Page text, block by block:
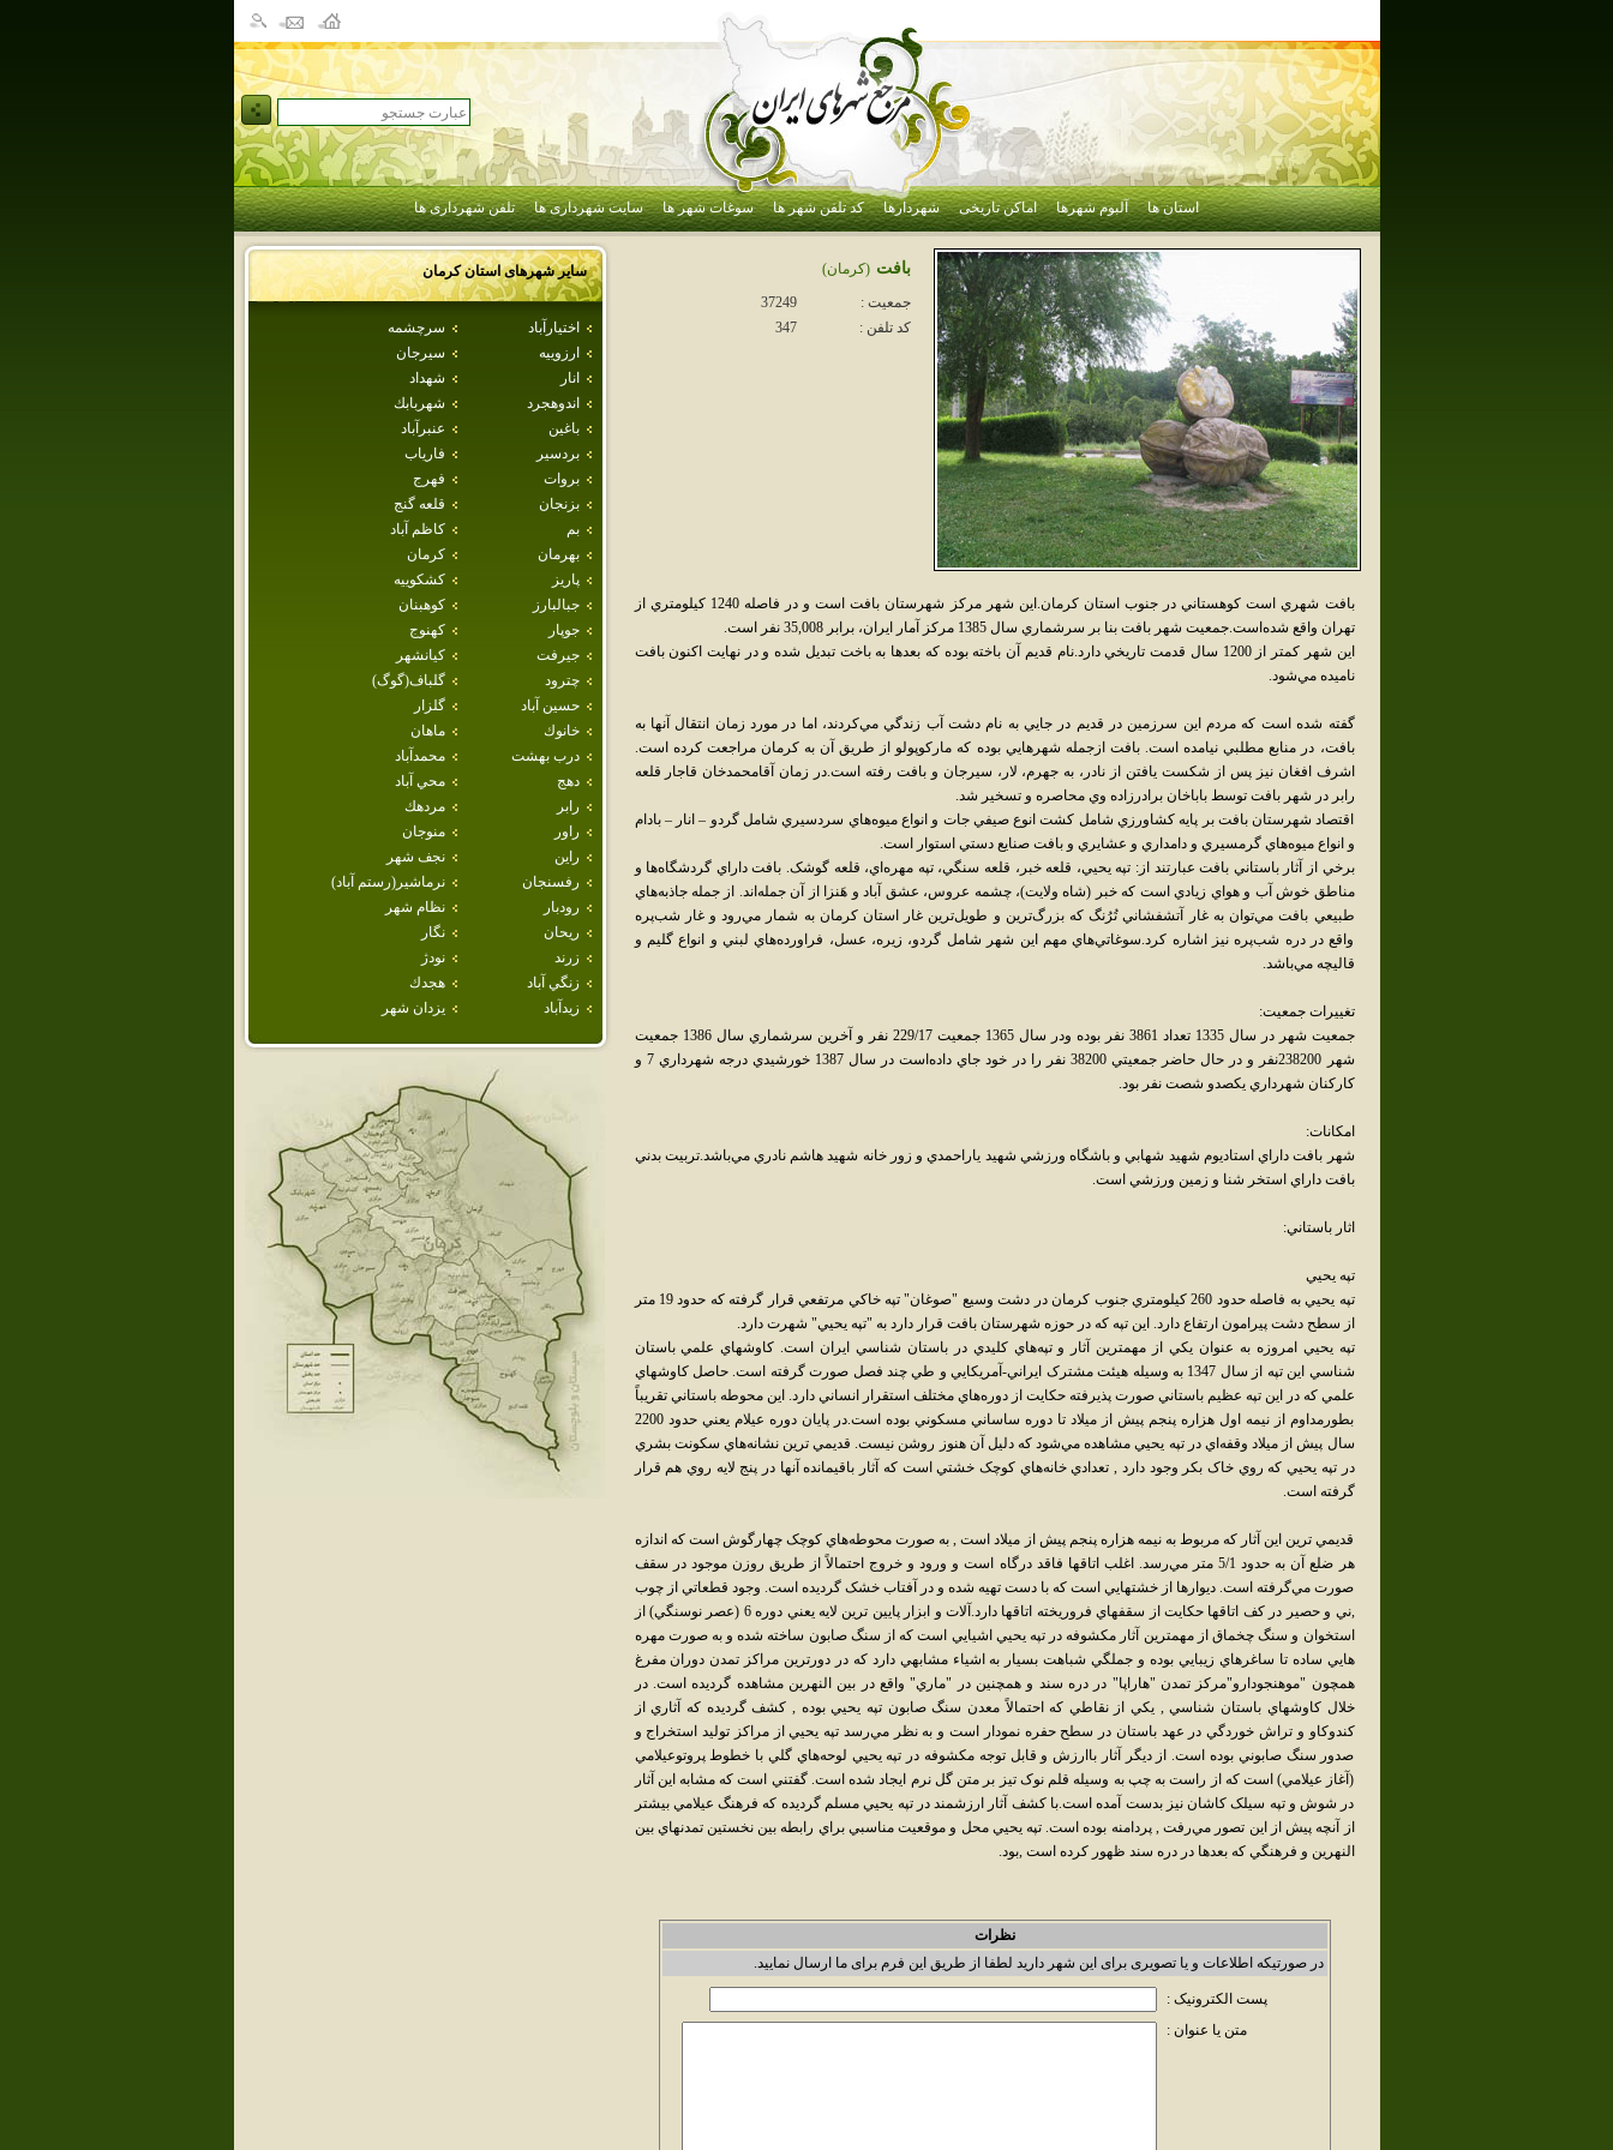
استان ها آلبوم شهرها اماکن تاریخی شهردارها کد تلفن شهر ها سوغات شهر ها سایت شهرداری ها تلفن شهرداری ها
سایر شهرهای استانكرمان
اختيارآباد
سرچشمه
ارزوييه
سيرجان
انار
شهداد
اندوهجرد
شهربابك
باغين
عنبرآباد
بردسير
فارياب
بروات
فهرج
بزنجان
قلعه گنج
بم
كاظم آباد
بهرمان
كرمان
پاريز
كشكوييه
جبالبارز
كوهبنان
جوپار
كهنوج
جيرفت
كيانشهر
چترود
گلباف(گوگ)
حسين آباد
گلزار
خانوك
ماهان
درب بهشت
محمدآباد
دهج
محي آباد
رابر
مردهك
راور
منوجان
راين
نجف شهر
رفسنجان
نرماشير(رستم آباد)
رودبار
نظام شهر
ريحان
نگار
زرند
نودژ
زنگي آباد
هجدك
زيدآباد
يزدان شهر
بافت (كرمان)
جمعیت :
37249
کد تلفن :
347
بافت شهري است کوهستاني در جنوب استان کرمان.اين شهر مرکز شهرستان بافت است و در فاصله 1240 کيلومتري از
تهران واقع شده‌است.جمعيت شهر بافت بنا بر سرشماري سال 1385 مرکز آمار ايران، برابر 35,008 نفر است.
اين شهر کمتر از 1200 سال قدمت تاريخي دارد.نام قديم آن باخته بوده که بعدها به باخت تبديل شده و در نهايت اکنون بافت
ناميده مي‌شود.
گفته‌ شده‌ است‌ که‌ مردم‌ اين‌ سرزمين‌ در قديم‌ در جايي‌ به‌ نام‌ دشت‌ آب‌ زندگي‌ مي‌کردند، اما در مورد زمان‌ انتقال‌ آنها به‌
بافت‌، در منابع‌ مطلبي‌ نيامده‌ است‌. بافت‌ ازجمله‌ شهرهايي‌ بوده‌ که‌ مارکوپولو از طريق‌ آن‌ به‌ کرمان‌ مراجعت‌ کرده‌ است‌.
اشرف‌ افغان نيز پس‌ از شکست‌ يافتن‌ از نادر، به‌ جهرم‌، لار، سيرجان‌ و بافت‌ رفته‌ است‌.در زمان‌ آقامحمدخان‌ قاجار قلعه
رابر در شهر بافت‌ توسط باباخان‌ برادرزاده وي‌ محاصره‌ و تسخير شد.
اقتصاد شهرستان بافت بر پايه کشاورزي شامل کشت انوع صيفي جات و انواع ميوه‌هاي سردسيري شامل گردو – انار – بادام
و انواع ميوه‌هاي گرمسيري و دامداري و عشايري و بافت صنايع دستي استوار است.
برخي از آثار باستاني بافت عبارتند از: تپه يحيي، قلعه خبر، قلعه سنگي، تپه مهره‌اي، قلعه گوشک. بافت داراي گردشگاه‌ها و
مناطق خوش آب و هواي زيادي است که خبر (شاه ولايت)، چشمه عروس، عشق آباد و هَنزا از آن جمله‌اند. از جمله جاذبه‌هاي
طبيعي بافت مي‌توان به غار آتشفشاني تُرُنگ که بزرگ‌ترين و طويل‌ترين غار استان کرمان به شمار مي‌رود و غار شب‌پره
واقع در دره شب‌پره نيز اشاره کرد.سوغاتي‌هاي مهم اين شهر شامل گردو، زيره، عسل، فراورده‌هاي لبني و انواع گليم و
قاليچه مي‌باشد.
تغييرات جمعيت:
جمعيت شهر در سال 1335 تعداد 3861 نفر بوده ودر سال 1365 جمعيت 229/17 نفر و آخرين سرشماري سال 1386 جمعيت
شهر 238200نفر و در حال حاضر جمعيتي 38200 نفر را در خود جاي داده‌است در سال 1387 خورشيدي درجه شهرداري 7 و
کارکنان شهرداري يکصدو شصت نفر بود.
امکانات:
شهر بافت داراي استاديوم شهيد شهابي و باشگاه ورزشي شهيد ياراحمدي و زور خانه شهيد هاشم نادري مي‌باشد.تربيت بدني
بافت داراي استخر شنا و زمين ورزشي است.
اثار باستاني:
تپه يحيي
تپه يحيي به فاصله حدود 260 کيلومتري جنوب کرمان در دشت وسيع "صوغان" تپه خاکي مرتفعي قرار گرفته که حدود 19 متر
از سطح دشت پيرامون ارتفاع دارد. اين تپه که در حوزه شهرستان بافت قرار دارد به "تپه يحيي" شهرت دارد.
تپه يحيي امروزه به عنوان يکي از مهمترين آثار و تپه‌هاي کليدي در باستان شناسي ايران است. کاوشهاي علمي باستان
شناسي اين تپه از سال 1347 به وسيله هيئت مشترک ايراني-آمريکايي و طي چند فصل صورت گرفته است. حاصل کاوشهاي
علمي که در اين تپه عظيم باستاني صورت پذيرفته حکايت از دوره‌هاي مختلف استقرار انساني دارد. اين محوطه باستاني تقريباً
بطورمداوم از نيمه اول هزاره پنجم پيش از ميلاد تا دوره ساساني مسکوني بوده است.در پايان دوره عيلام يعني حدود 2200
سال پيش از ميلاد وقفه‌اي در تپه يحيي مشاهده مي‌شود که دليل آن هنوز روشن نيست. قديمي ترين نشانه‌هاي سکونت بشري
در تپه يحيي که روي خاک بکر وجود دارد , تعدادي خانه‌هاي کوچک خشتي است که آثار باقيمانده آنها در پنج لايه روي هم قرار
گرفته است.
قديمي ترين اين آثار که مربوط به نيمه هزاره پنجم پيش از ميلاد است , به صورت محوطه‌هاي کوچک چهارگوش است که اندازه
هر ضلع آن به حدود 5/1 متر مي‌رسد. اغلب اتاقها فاقد درگاه است و ورود و خروج احتمالاً از طريق روزن موجود در سقف
صورت مي‌گرفته است. ديوارها از خشتهايي است که با دست تهيه شده و در آفتاب خشک گرديده است. وجود قطعاتي از چوب
,ني و حصير در کف اتاقها حکايت از سقفهاي فروريخته اتاقها دارد.آلات و ابزار پايين ترين لايه يعني دوره 6 (عصر نوسنگي) از
استخوان و سنگ چخماق از مهمترين آثار مکشوفه در تپه يحيي اشيايي است که از سنگ صابون ساخته شده و به صورت مهره
هايي ساده تا ساغرهاي زيبايي بوده و جملگي شباهت بسيار به اشياء مشابهي دارد که در دورترين مراکز تمدن دوران مفرغ
همچون "موهنجودارو"مرکز تمدن "هاراپا" در دره سند و همچنين در "ماري" واقع در بين النهرين مشاهده گرديده است. در
خلال کاوشهاي باستان شناسي , يکي از نقاطي که احتمالاً معدن سنگ صابون تپه يحيي بوده , کشف گرديده که آثاري از
کندوکاو و تراش خوردگي در عهد باستان در سطح حفره نمودار است و به نظر مي‌رسد تپه يحيي از مراکز توليد استخراج و
صدور سنگ صابوني بوده است. از ديگر آثار باارزش و قابل توجه مکشوفه در تپه يحيي لوحه‌هاي گلي با خطوط پروتوعيلامي
(آغاز عيلامي) است که از راست به چپ به وسيله قلم نوک تيز بر متن گل نرم ايجاد شده است. گفتني است که مشابه اين آثار
در شوش و تپه سيلک کاشان نيز بدست آمده است.با کشف آثار ارزشمند در تپه يحيي مسلم گرديده که فرهنگ عيلامي بيشتر
از آنچه پيش از اين تصور مي‌رفت , پردامنه بوده است. تپه يحيي محل و موقعيت مناسبي براي رابطه بين نخستين تمدنهاي بين
النهرين و فرهنگي که بعدها در دره سند ظهور کرده است ,بود.
نظرات
در صورتیکه اطلاعات و یا تصویری برای این شهر دارید لطفا از طریق این فرم برای ما ارسال نمایید.
پست الکترونیک :
متن یا عنوان :